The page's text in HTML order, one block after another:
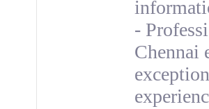
-
Chennai